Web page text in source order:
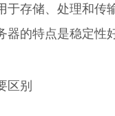
于存储、处理和
器的特点是稳定性
区别